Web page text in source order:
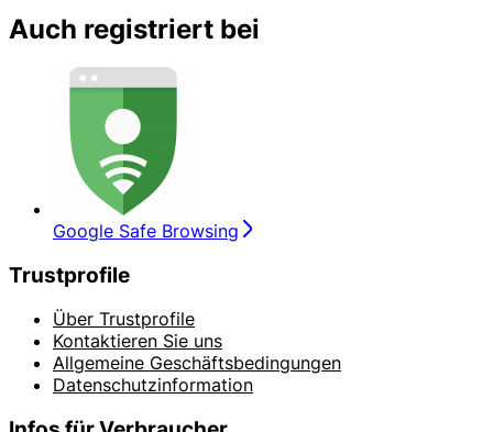
Auch registriert bei
Google Safe Browsing
Trustprofile
Über Trustprofile
Kontaktieren Sie uns
Allgemeine Geschäftsbedingungen
Datenschutzinformation